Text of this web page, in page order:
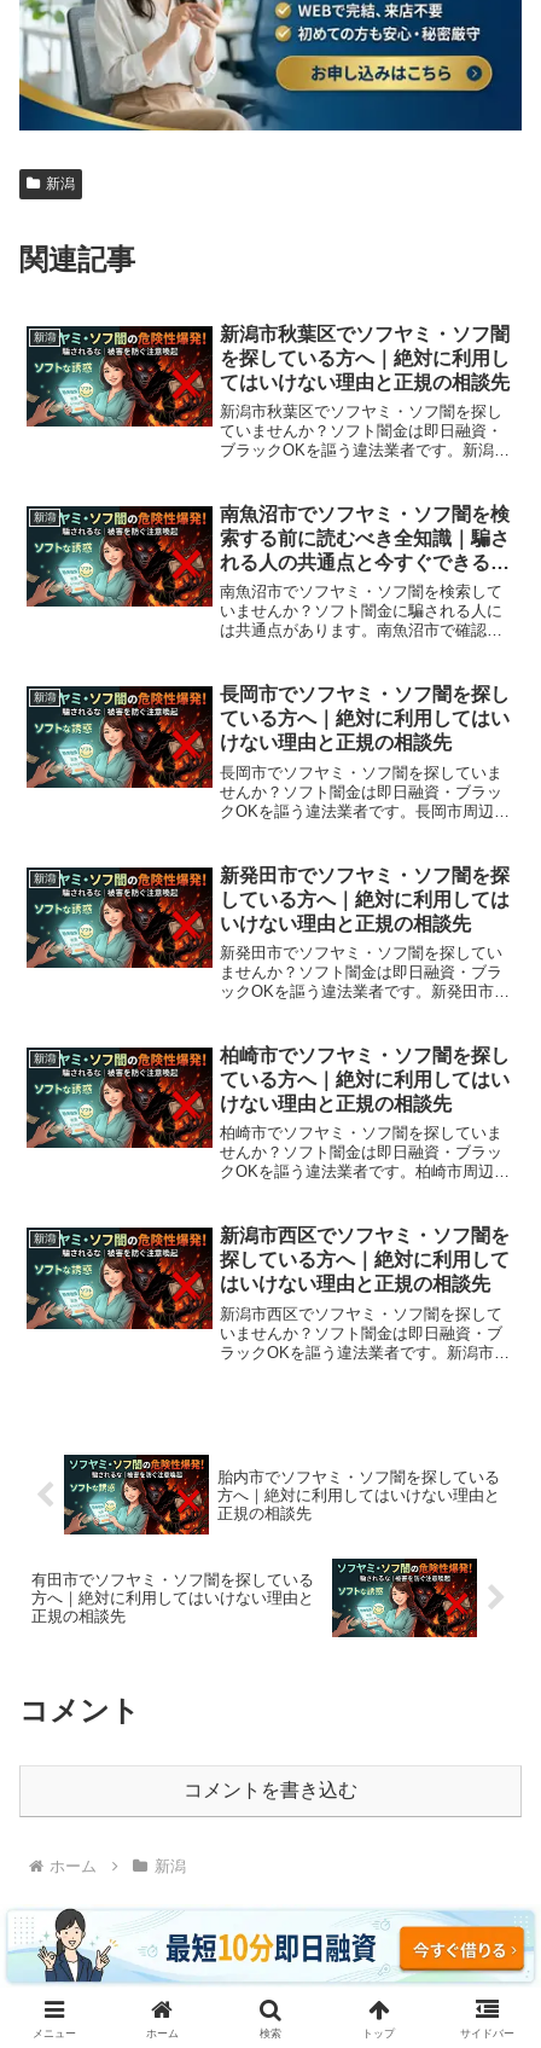
新潟
関連記事
新潟
新潟市秋葉区でソフヤミ・ソフ闇
を探している方へ｜絶対に利用し
てはいけない理由と正規の相談先
新潟市秋葉区でソフヤミ・ソフ闇を探し
ていませんか？ソフト闇金は即日融資・
ブラックOKを謳う違法業者です。新潟市
出す前に必ずお読みください。
新潟
南魚沼市でソフヤミ・ソフ闇を検
索する前に読むべき全知識｜騙さ
れる人の共通点と今すぐできる解
決策
南魚沼市でソフヤミ・ソフ闇を検索して
いませんか？ソフト闇金に騙される人に
は共通点があります。南魚沼市で確認さ
南魚沼市から利用できる無料相談先まで
完全解説。
新潟
長岡市でソフヤミ・ソフ闇を探し
ている方へ｜絶対に利用してはい
けない理由と正規の相談先
長岡市でソフヤミ・ソフ闇を探していま
せんか？ソフト闇金は即日融資・ブラッ
クOKを謳う違法業者です。長岡市周辺で
読みください。
新潟
新発田市でソフヤミ・ソフ闇を探
している方へ｜絶対に利用しては
いけない理由と正規の相談先
新発田市でソフヤミ・ソフ闇を探してい
ませんか？ソフト闇金は即日融資・ブラ
ックOKを謳う違法業者です。新発田市周
ずお読みください。
新潟
柏崎市でソフヤミ・ソフ闇を探し
ている方へ｜絶対に利用してはい
けない理由と正規の相談先
柏崎市でソフヤミ・ソフ闇を探していま
せんか？ソフト闇金は即日融資・ブラッ
クOKを謳う違法業者です。柏崎市周辺で
読みください。
新潟
新潟市西区でソフヤミ・ソフ闇を
探している方へ｜絶対に利用して
はいけない理由と正規の相談先
新潟市西区でソフヤミ・ソフ闇を探して
いませんか？ソフト闇金は即日融資・ブ
ラックOKを謳う違法業者です。新潟市西
胎内市でソフヤミ・ソフ闇を探している
方へ｜絶対に利用してはいけない理由と
正規の相談先
有田市でソフヤミ・ソフ闇を探している
方へ｜絶対に利用してはいけない理由と
正規の相談先
コメント
コメントを書き込む
ホーム 新潟
ソフヤミ・ソフ闇に騙されるな｜即日融資・ブラッ
メニュー ホーム 検索 トップ サイドバー